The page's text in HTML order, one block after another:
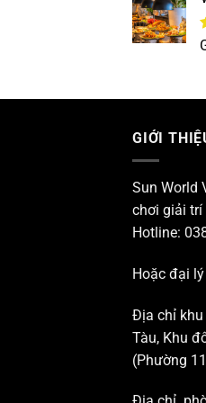
GIỚI
Sun World
chơi giải trí
Hotline:
Hoặc đại
Địa chỉ khu
Tàu, Khu
(Phường